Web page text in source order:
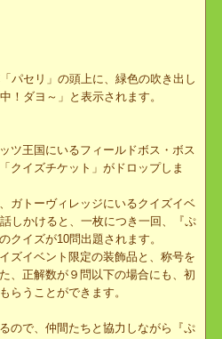
後
ス前まで
「パセリ」の頭上に、緑色の吹き出し
中！ダヨ～」と表示されます。
ッツ王国にいるフィールドボス・ボス
「クイズチケット」がドロップしま
、ガトーヴィレッジにいるクイズイベ
話しかけると、一枚につき一回、『ぷ
イズイベント限定の装飾品と、称号を